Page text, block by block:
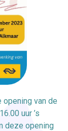
van de
uur ’s
deze opening